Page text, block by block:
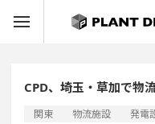
CPD、埼玉・草加で物
関東 物流施設 発電